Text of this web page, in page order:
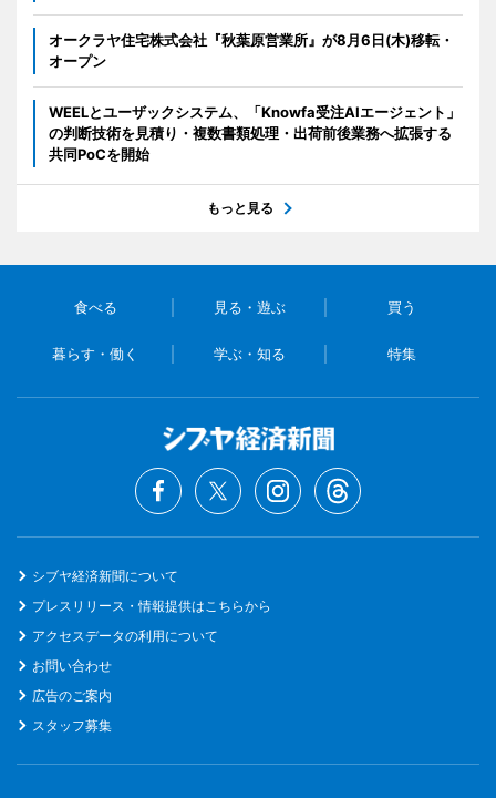
オークラヤ住宅株式会社『秋葉原営業所』が8月6日(木)移転・
オープン
WEELとユーザックシステム、「Knowfa受注AIエージェント」
の判断技術を見積り・複数書類処理・出荷前後業務へ拡張する
共同PoCを開始
もっと見る
食べる 見る・遊ぶ 買う
暮らす・働く 学ぶ・知る 特集
シブヤ経済新聞について
プレスリリース・情報提供はこちらから
アクセスデータの利用について
お問い合わせ
広告のご案内
スタッフ募集